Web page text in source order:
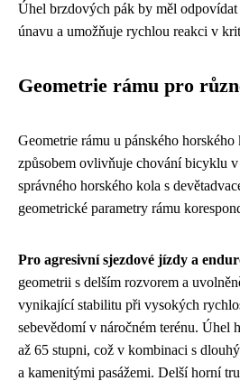
Úhel brzdových pák by měl
únavu a umožňuje rychlou reakci v
Geometrie rámu pro
Geometrie rámu u pánského
způsobem ovlivňuje chování bicyklu
správného horského kola s
geometrické parametry rámu
Pro agresivní sjezdové jízdy a
geometrii s delším rozvorem a
vynikající stabilitu při vysokých
sebevědomí v náročném terénu.
až 65 stupni, což v kombinaci s
a kamenitými pasážemi. Delší horní